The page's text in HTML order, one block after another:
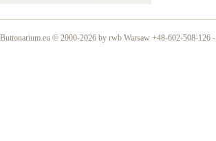
Buttonarium.eu © 2000-2026 by rwb Warsaw +48-602-508-126 -